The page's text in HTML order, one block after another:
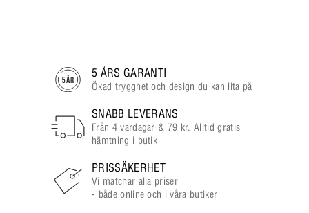
5 ÅRS GARANTI
Ökad trygghet och design du kan lita på
SNABB LEVERANS
Från 4 vardagar & 79 kr. Alltid gratis
hämtning i butik
PRISSÄKERHET
Vi matchar alla priser
- både online och i våra butiker